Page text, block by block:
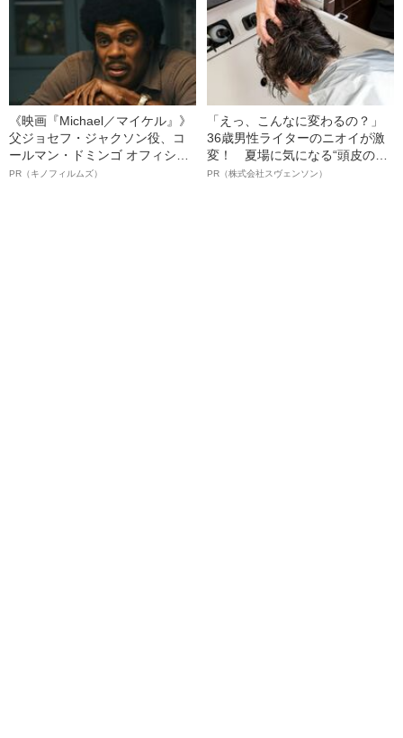
《映画『Michael／マイケル』》
父ジョセフ・ジャクソン役、コ
ールマン・ドミンゴ オフィシャ
ルインタビュー“観客を魅了した
PR（キノフィルムズ）
「えっ、こんなに変わるの？」
36歳男性ライターのニオイが激
変！ 夏場に気になる“頭皮のニ
オイ”や“ベタつき”を解消す
PR（株式会社スヴェンソン）